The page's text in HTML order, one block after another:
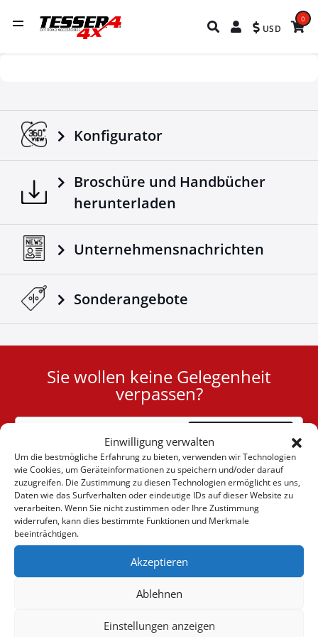
Einwilligung verwalten
Um die bestmögliche Erfahrung zu bieten, verwenden wir Technologien
wie Cookies, um Geräteinformationen zu speichern und/oder darauf
zuzugreifen. Die Zustimmung zu diesen Technologien ermöglicht es uns,
Daten wie das Surfverhalten oder eindeutige IDs auf dieser Website zu
verarbeiten. Wenn Sie nicht zustimmen oder Ihre Zustimmung
widerrufen, kann dies bestimmte Funktionen und Merkmale
beeinträchtigen.
Akzeptieren
Ablehnen
Einstellungen anzeigen
USD
0
Konfigurator
Broschüre und Handbücher
herunterladen
Unternehmensnachrichten
Sonderangebote
Cookie
Sie wollen keine Gelegenheit
verpassen?
Abonnieren
(+30) 6947901533
(+30) 2105542813